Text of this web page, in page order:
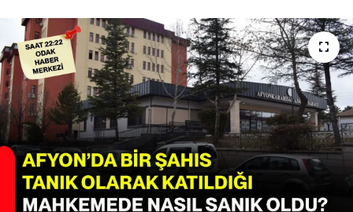
SAĞLIK
SPOR
11:11 MANŞET